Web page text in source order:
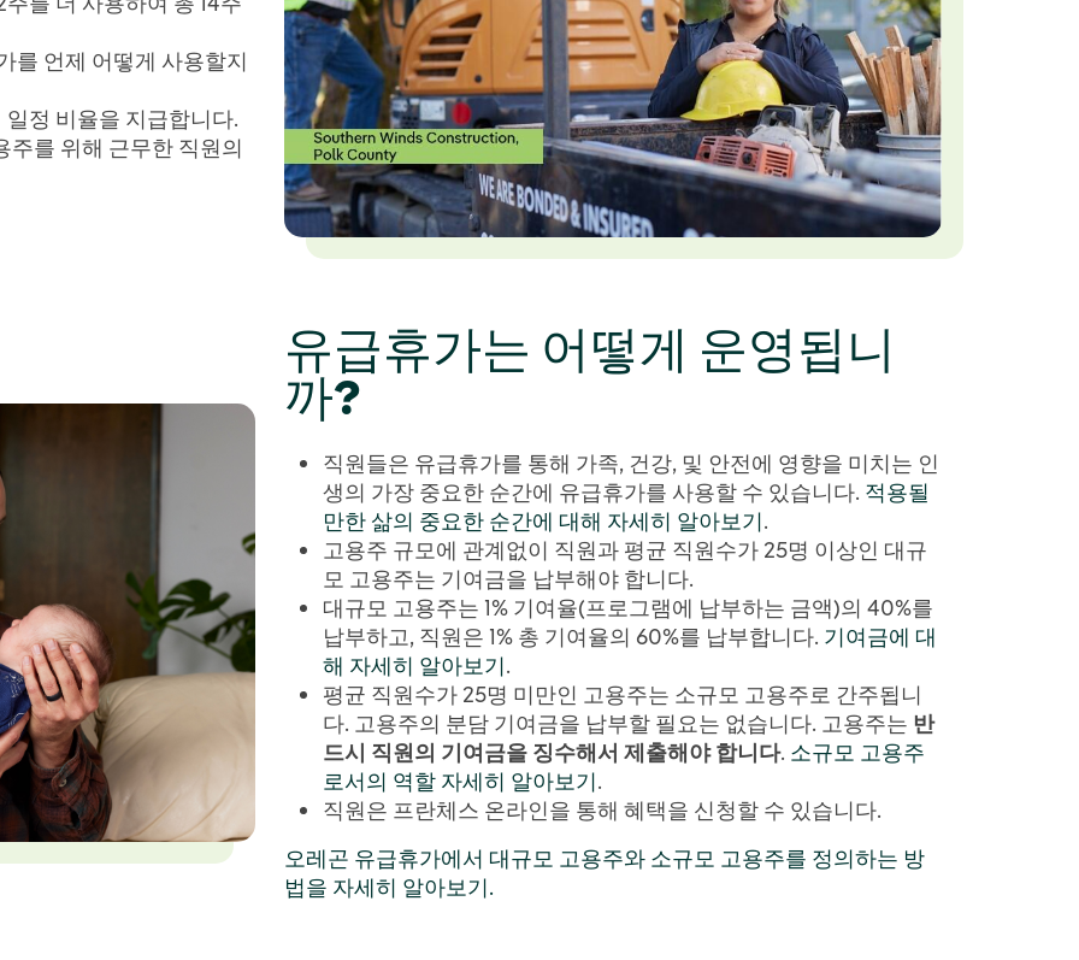
를 언제 어떻게 사용할지
정 비율을 지급합니다.
를 위해 근무한 직원의
유급휴가는 어떻게 운영됩니
까?
직원들은 유급휴가를 통해 가족, 건강, 및 안전에 영향을 미치는 인
생의 가장 중요한 순간에 유급휴가를 사용할 수 있습니다. 적용될
만한 삶의 중요한 순간에 대해 자세히 알아보기.
고용주 규모에 관계없이 직원과 평균 직원수가 25명 이상인 대규
모 고용주는 기여금을 납부해야 합니다.
대규모 고용주는 1% 기여율(프로그램에 납부하는 금액)의 40%를
납부하고, 직원은 1% 총 기여율의 60%를 납부합니다. 기여금에 대
해 자세히 알아보기.
평균 직원수가 25명 미만인 고용주는 소규모 고용주로 간주됩니
다. 고용주의 분담 기여금을 납부할 필요는 없습니다. 고용주는 반
드시 직원의 기여금을 징수해서 제출해야 합니다. 소규모 고용주
로서의 역할 자세히 알아보기.
직원은 프란체스 온라인을 통해 혜택을 신청할 수 있습니다.
오레곤 유급휴가에서 대규모 고용주와 소규모 고용주를 정의하는 방
법을 자세히 알아보기.